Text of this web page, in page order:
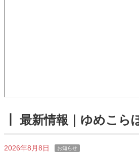
┃ 最新情報｜ゆめこら
2026年8月8日 お知らせ